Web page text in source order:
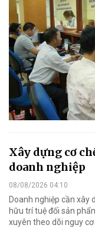
Xây dựng cơ
doanh nghiệp
08/08/2026 04:10
Doanh nghiệp cần xây
hữu trí tuệ đối sản
xuyên theo dõi nguy